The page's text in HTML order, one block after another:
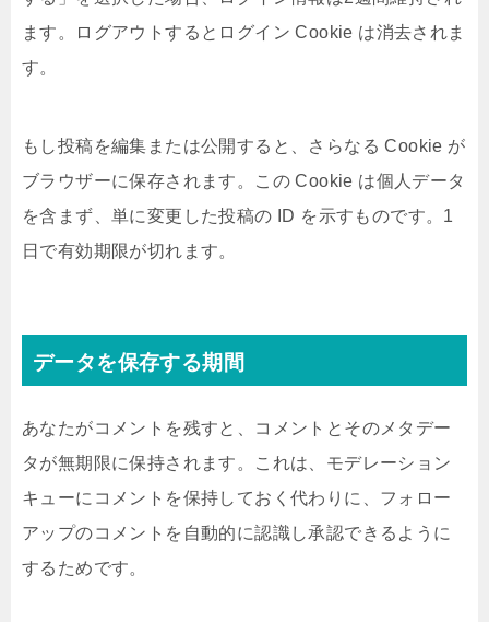
ます。ログアウトするとログイン Cookie は消去されま
す。
もし投稿を編集または公開すると、さらなる Cookie が
ブラウザーに保存されます。この Cookie は個人データ
を含まず、単に変更した投稿の ID を示すものです。1
日で有効期限が切れます。
データを保存する期間
あなたがコメントを残すと、コメントとそのメタデー
タが無期限に保持されます。これは、モデレーション
キューにコメントを保持しておく代わりに、フォロー
アップのコメントを自動的に認識し承認できるように
するためです。